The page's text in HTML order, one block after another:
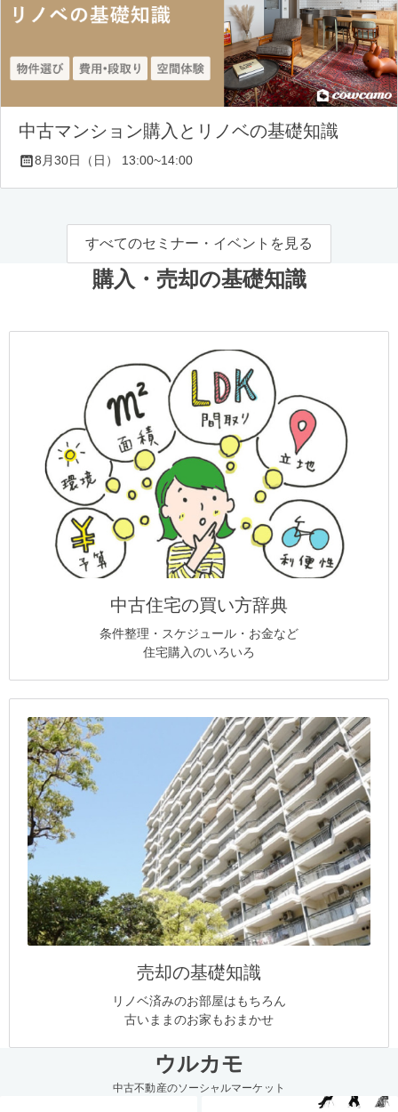
中古マンション購入とリノベの基礎知識
8月30日（日） 13:00~14:00
すべてのセミナー・イベントを見る
購入・売却の基礎知識
中古住宅の買い方辞典
条件整理・スケジュール・お金など
住宅購入のいろいろ
売却の基礎知識
リノベ済みのお部屋はもちろん
古いままのお家もおまかせ
ウルカモ
中古不動産のソーシャルマーケット